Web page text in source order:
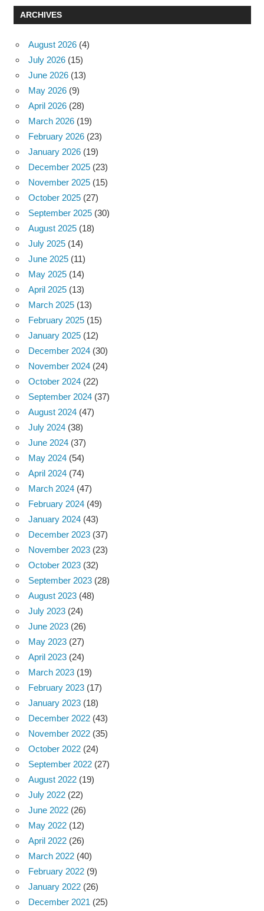
ARCHIVES
August 2026 (4)
July 2026 (15)
June 2026 (13)
May 2026 (9)
April 2026 (28)
March 2026 (19)
February 2026 (23)
January 2026 (19)
December 2025 (23)
November 2025 (15)
October 2025 (27)
September 2025 (30)
August 2025 (18)
July 2025 (14)
June 2025 (11)
May 2025 (14)
April 2025 (13)
March 2025 (13)
February 2025 (15)
January 2025 (12)
December 2024 (30)
November 2024 (24)
October 2024 (22)
September 2024 (37)
August 2024 (47)
July 2024 (38)
June 2024 (37)
May 2024 (54)
April 2024 (74)
March 2024 (47)
February 2024 (49)
January 2024 (43)
December 2023 (37)
November 2023 (23)
October 2023 (32)
September 2023 (28)
August 2023 (48)
July 2023 (24)
June 2023 (26)
May 2023 (27)
April 2023 (24)
March 2023 (19)
February 2023 (17)
January 2023 (18)
December 2022 (43)
November 2022 (35)
October 2022 (24)
September 2022 (27)
August 2022 (19)
July 2022 (22)
June 2022 (26)
May 2022 (12)
April 2022 (26)
March 2022 (40)
February 2022 (9)
January 2022 (26)
December 2021 (25)